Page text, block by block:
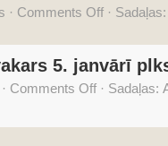
· Comments Off ·
5. janvārī
· Comments Off · Sadaļas: